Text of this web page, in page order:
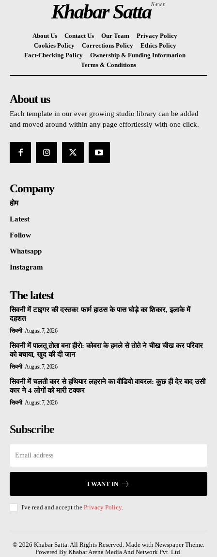
Khabar SattaNews
About Us Contact Us Our Team
Privacy Policy
Cookies Policy
Corrections Policy
Ethics Policy
Fact-Checking Policy
Ownership & Funding Information
Terms & Conditions
About us
Each template in our ever growing studio library can be added
and moved around within any page effortlessly with one click.
Company
होम
Latest
Follow
Whatsapp
Instagram
The latest
सिवनी में टाइगर की दस्तक! फार्म हाउस के पास घोड़े का शिकार, इलाके में
दहशत
सिवनी August 7, 2026
सिवनी में पालतू तोता बना हीरो: कोबरा के हमले से तोते ने चीख चीख कर परिवार
को बचाया, खुद की दी जान
सिवनी August 7, 2026
सिवनी में चलती कार से हथियार लहराने का वीडियो वायरल: कुछ ही देर बाद उसी
कार ने 4 लोगों को मारी टक्कर
सिवनी August 7, 2026
Subscribe
I WANT IN
I've read and accept the Privacy Policy.
© 2026 Khabar Satta. All Rights Reserved. Made with Newspaper Theme.
Powered By Khabar Arena Media And Network Pvt. Ltd.